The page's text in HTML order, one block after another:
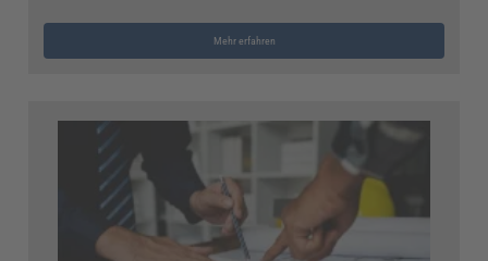
Mehr erfahren